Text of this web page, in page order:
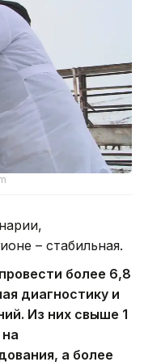
– стабильная.
более 6,8
диагностику и
Из них свыше 1
а более